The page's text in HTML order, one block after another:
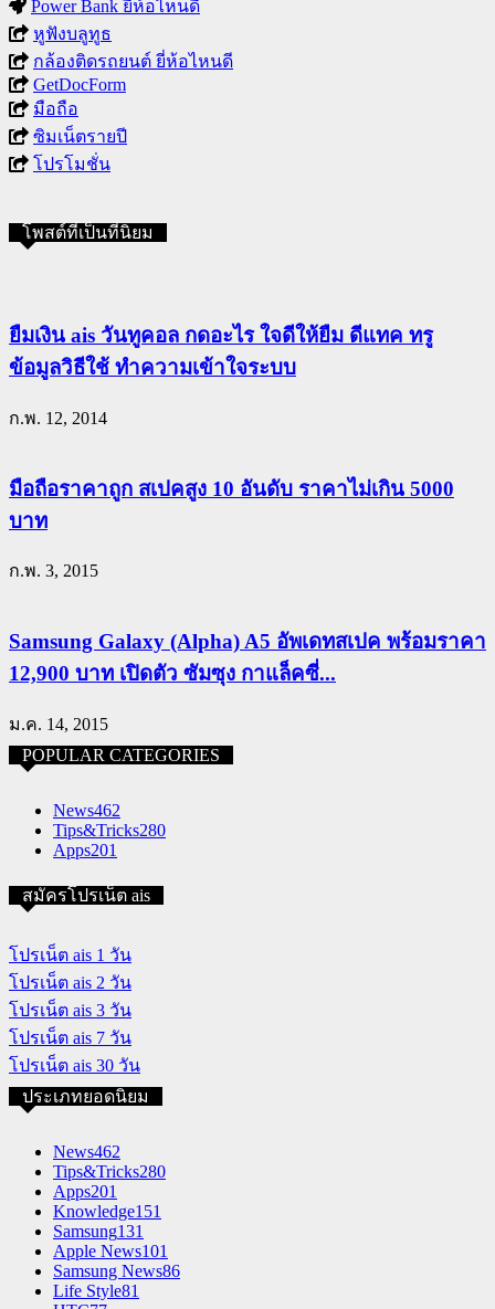
Power Bank ยี่ห้อไหนดี
หูฟังบลูทูธ
กล้องติดรถยนต์ ยี่ห้อไหนดี
GetDocForm
มือถือ
ซิมเน็ตรายปี
โปรโมชั่น
โพสต์ที่เป็นที่นิยม
ยืมเงิน ais วันทูคอล กดอะไร ใจดีให้ยืม ดีแทค ทรู
ข้อมูลวิธีใช้ ทำความเข้าใจระบบ
ก.พ. 12, 2014
มือถือราคาถูก สเปคสูง 10 อันดับ ราคาไม่เกิน 5000
บาท
ก.พ. 3, 2015
Samsung Galaxy (Alpha) A5 อัพเดทสเปค พร้อมราคา
12,900 บาท เปิดตัว ซัมซุง กาแล็คซี่...
ม.ค. 14, 2015
POPULAR CATEGORIES
News462
Tips&Tricks280
Apps201
สมัครโปรเน็ต ais
โปรเน็ต ais 1 วัน
โปรเน็ต ais 2 วัน
โปรเน็ต ais 3 วัน
โปรเน็ต ais 7 วัน
โปรเน็ต ais 30 วัน
ประเภทยอดนิยม
News462
Tips&Tricks280
Apps201
Knowledge151
Samsung131
Apple News101
Samsung News86
Life Style81